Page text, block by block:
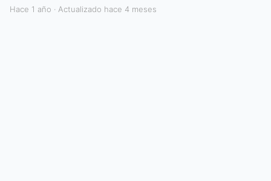
hace 1 año · Actualizado hace 4 meses